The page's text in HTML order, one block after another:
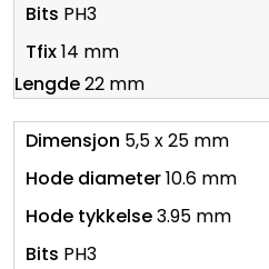
PH3
14 mm
22 mm
5,5 x 25 mm
10.6 mm
3.95 mm
PH3